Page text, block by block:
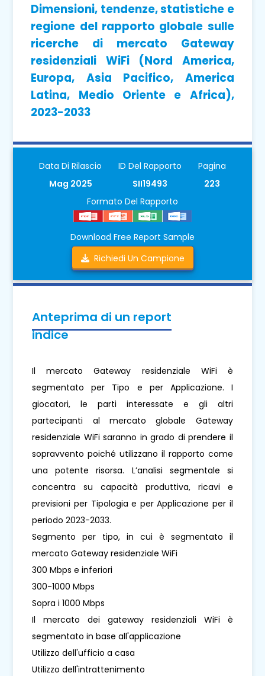
Dimensioni, tendenze, statistiche e
regione del rapporto globale sulle
ricerche di mercato Gateway
residenziali WiFi (Nord America,
Europa, Asia Pacifico, America
Latina, Medio Oriente e Africa),
2023-2033
Data Di Rilascio
Mag 2025
ID Del Rapporto
SII19493
Pagina
223
Formato Del Rapporto
Download Free Report Sample
Richiedi Un Campione
Anteprima di un report
indice
Il mercato Gateway residenziale WiFi è
segmentato per Tipo e per Applicazione. I
giocatori, le parti interessate e gli altri
partecipanti al mercato globale Gateway
residenziale WiFi saranno in grado di prendere il
sopravvento poiché utilizzano il rapporto come
una potente risorsa. L’analisi segmentale si
concentra su capacità produttiva, ricavi e
previsioni per Tipologia e per Applicazione per il
periodo 2023-2033.
Segmento per tipo, in cui è segmentato il
mercato Gateway residenziale WiFi
300 Mbps e inferiori
300-1000 Mbps
Sopra i 1000 Mbps
Il mercato dei gateway residenziali WiFi è
segmentato in base all'applicazione
Utilizzo dell'ufficio a casa
Utilizzo dell'intrattenimento